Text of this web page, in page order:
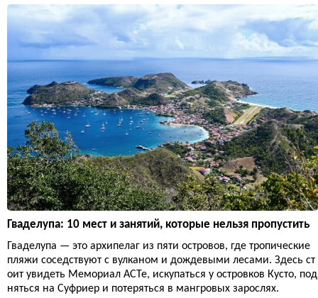
Гваделупа: 10 мест и занятий, которые нельзя пропустить
Гваделупа — это архипелаг из пяти островов, где тропические
пляжи соседствуют с вулканом и дождевыми лесами. Здесь ст
оит увидеть Мемориал ACTe, искупаться у островков Кусто, под
няться на Суфриер и потеряться в мангровых зарослях.